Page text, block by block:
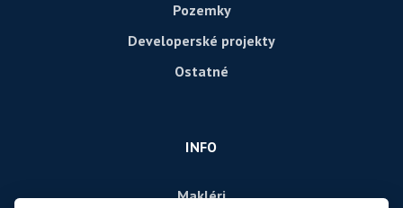
Pozemky
Developerské projekty
Ostatné
INFO
Makléri